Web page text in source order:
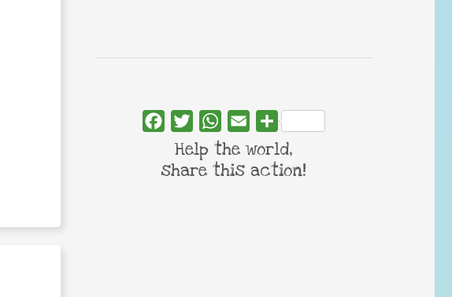
FacebookTwitterWhatsApp
Email Share
Help the world,
share this action!